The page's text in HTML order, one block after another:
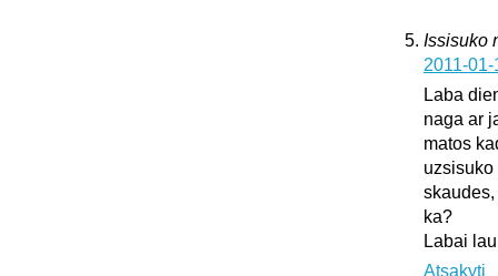
Issisuko
2011-
Laba
naga ar
matos
uzsisuko
ka?
Labai
Atsakyti